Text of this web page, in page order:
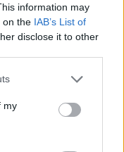
information may
on the IAB’s List of
disclose it to other
my